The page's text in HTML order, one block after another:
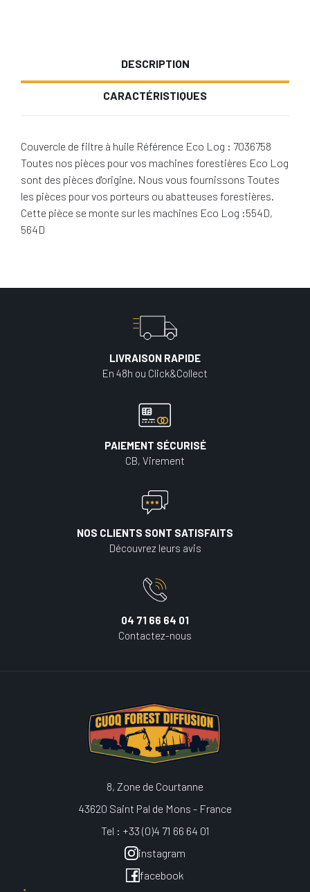
DESCRIPTION
CARACTÉRISTIQUES
Couvercle de filtre à huile Référence Eco Log : 7036758
Toutes nos pièces pour vos machines forestières Eco Log
sont des pièces d'origine. Nous vous fournissons Toutes
les pièces pour vos porteurs ou abatteuses forestières.
Cette pièce se monte sur les machines Eco Log :554D,
564D
LIVRAISON RAPIDE
En 48h ou Click&Collect
PAIEMENT SÉCURISÉ
CB, Virement
NOS CLIENTS SONT SATISFAITS
Découvrez leurs avis
04 71 66 64 01
Contactez-nous
8, Zone de Courtanne
43620 Saint Pal de Mons - France
Tel : +33 (0)4 71 66 64 01
instagram
facebook